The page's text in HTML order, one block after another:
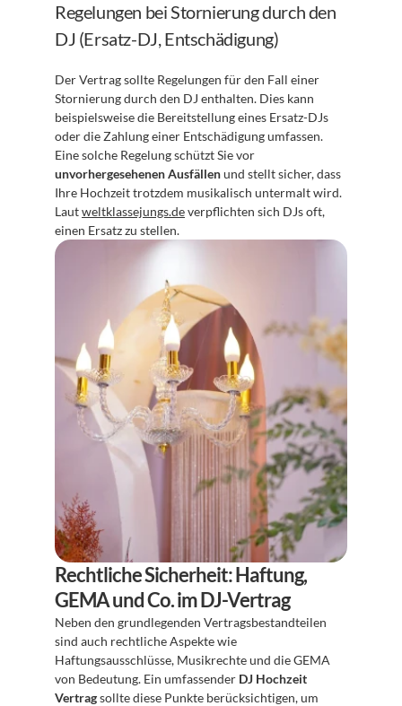
Regelungen bei Stornierung durch den
DJ (Ersatz-DJ, Entschädigung)
Der Vertrag sollte Regelungen für den Fall einer
Stornierung durch den DJ enthalten. Dies kann
beispielsweise die Bereitstellung eines Ersatz-DJs
oder die Zahlung einer Entschädigung umfassen.
unvorhergesehenen Ausfällen und stellt sicher, dass
Ihre Hochzeit trotzdem musikalisch untermalt wird.
Laut weltklassejungs.de verpflichten sich DJs oft,
einen Ersatz zu stellen.
Rechtliche Sicherheit: Haftung,
GEMA und Co. im DJ-Vertrag
Neben den grundlegenden Vertragsbestandteilen
sind auch rechtliche Aspekte wie
Haftungsausschlüsse, Musikrechte und die GEMA
von Bedeutung. Ein umfassender DJ Hochzeit
Vertrag sollte diese Punkte berücksichtigen, um